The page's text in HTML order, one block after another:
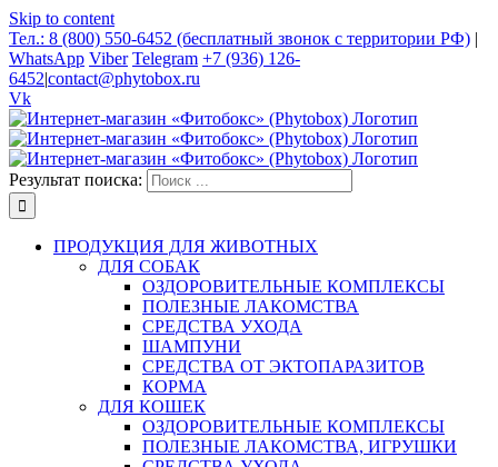
Skip to content
Тел.: 8 (800) 550-6452 (бесплатный звонок с территории РФ) |
WhatsApp Viber Telegram +7 (936) 126-
6452|contact@phytobox.ru
Vk
Результат поиска:
ПРОДУКЦИЯ ДЛЯ ЖИВОТНЫХ
ДЛЯ СОБАК
ОЗДОРОВИТЕЛЬНЫЕ КОМПЛЕКСЫ
ПОЛЕЗНЫЕ ЛАКОМСТВА
СРЕДСТВА УХОДА
ШАМПУНИ
СРЕДСТВА ОТ ЭКТОПАРАЗИТОВ
КОРМА
ДЛЯ КОШЕК
ОЗДОРОВИТЕЛЬНЫЕ КОМПЛЕКСЫ
ПОЛЕЗНЫЕ ЛАКОМСТВА, ИГРУШКИ